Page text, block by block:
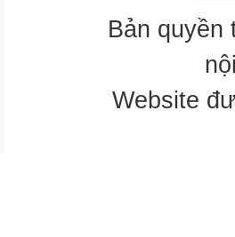
Bản quyền
Website